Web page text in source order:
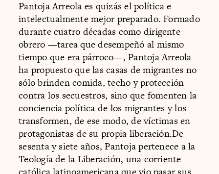
Pantoja Arreola es quizás el política e
intelectualmente mejor preparado. Formado
durante cuatro décadas como dirigente
obrero —tarea que desempeñó al mismo
tiempo que era párroco—, Pantoja Arreola
ha propuesto que las casas de migrantes no
sólo brinden comida, techo y protección
contra los secuestros, sino que fomenten la
conciencia política de los migrantes y los
transformen, de ese modo, de víctimas en
protagonistas de su propia liberación.De
sesenta y siete años, Pantoja pertenece a la
Teología de la Liberación, una corriente